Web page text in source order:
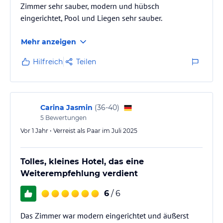
Twin/Double, Superior Twin/Double, Einzelzimmer Standard,
Einzelzimmer Superior und Gartenzimmer Twin/Double.
EIGENSCHAFTEN DES ZIMMERS
Doppelzimmer mit Balkon und Klimaanlage.
In dem privaten Badezimmer :
Kostenfreie Toilettenartikel · Dusche · Handtücher · Haartrockner
Zimmerausstattung :
Bettwäsche· Wandschrank · Minibar · Klimaanlage · Safe · Holz-
Satellitenkanäle · Flachbildfernseher · Balkon · Terrasse · Aussen
Essbereich · Steckdose in der Nähe des Bettes · Kleiderablage ·
Weckdienst
Rauch Politik : ​Rauchen nicht erlaubt.
Zimmer sehr sauber, modern und hübsch
eingerichtet, Pool und Liegen sehr sauber.
Mehr anzeigen
Hilfreich Teilen
Carina Jasmin (36-40)
5 Bewertungen
Vor 1 Jahr • Verreist als Paar im Juli 2025
Tolles, kleines Hotel, das eine
Weiterempfehlung verdient
6 / 6
Das Zimmer war modern eingerichtet und äußerst